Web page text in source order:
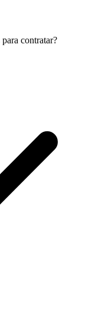
contratar?